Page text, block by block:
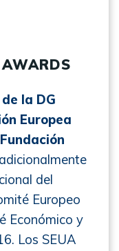
la DG
Europea
del
Europeo
Económico y
Los SEUA